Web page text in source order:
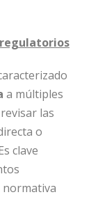
a múltiples
las
o
clave
normativa